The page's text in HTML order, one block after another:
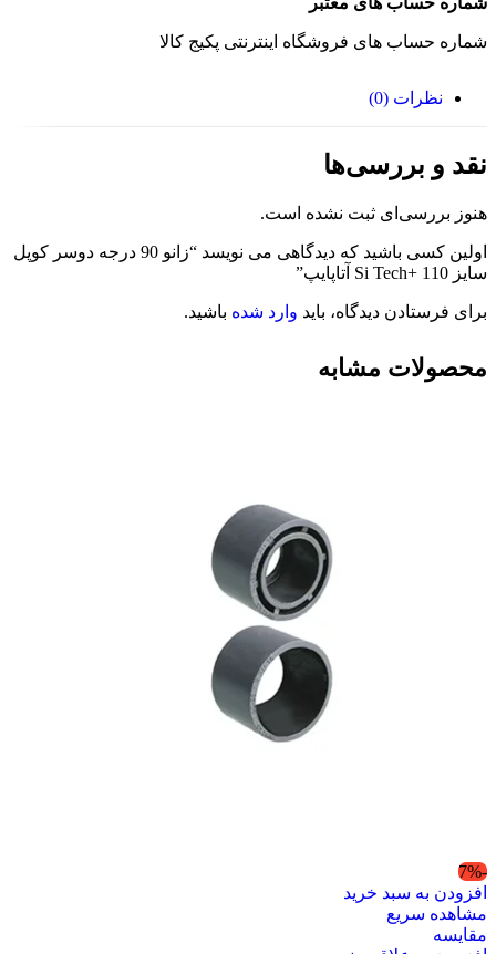
شماره حساب های فروشگاه اینترنتی پکیج کالا
نظرات (0)
نقد و بررسی‌ها
هنوز بررسی‌ای ثبت نشده است.
اولین کسی باشید که دیدگاهی می نویسد “زانو 90 درجه دوسر کوپل
سایز 110 +Si Tech آتاپایپ”
برای فرستادن دیدگاه، باید وارد شده باشید.
محصولات مشابه
-7%
افزودن به سبد خرید
مشاهده سریع
مقایسه